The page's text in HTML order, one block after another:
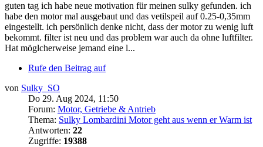
guten tag ich habe neue motivation für meinen sulky gefunden. ich
habe den motor mal ausgebaut und das vetilspeil auf 0.25-0,35mm
eingestellt. ich persönlich denke nicht, dass der motor zu wenig luft
bekommt. filter ist neu und das problem war auch da ohne luftfilter.
Hat möglcherweise jemand eine l...
Rufe den Beitrag auf
von Sulky_SO
Do 29. Aug 2024, 11:50
Forum: Motor, Getriebe & Antrieb
Thema: Sulky Lombardini Motor geht aus wenn er Warm ist
Antworten: 22
Zugriffe: 19388